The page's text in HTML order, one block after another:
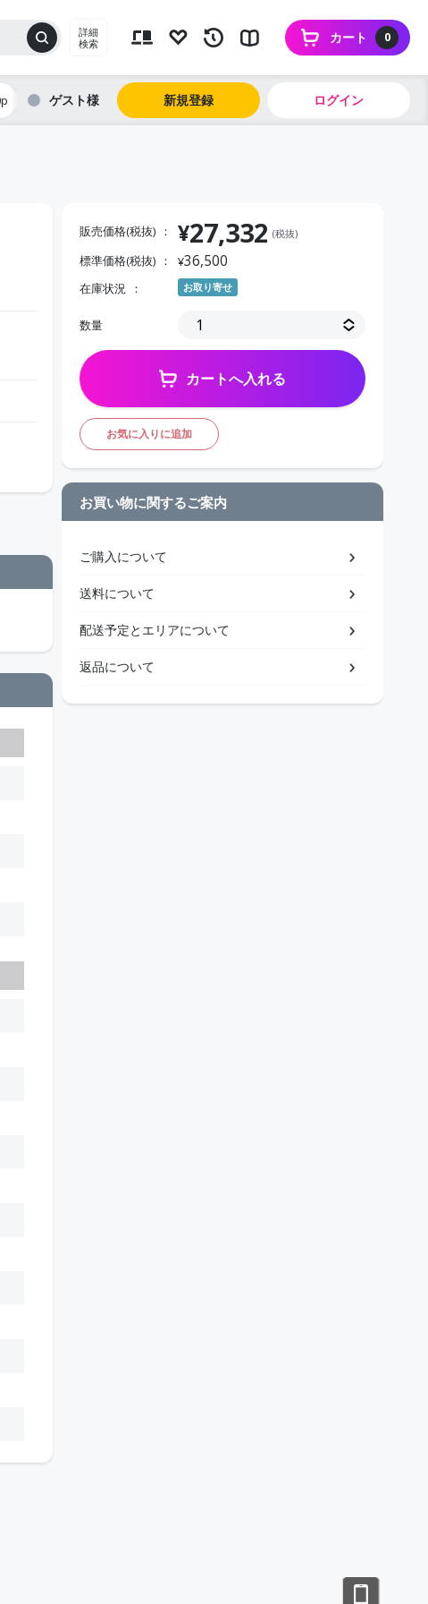
詳細
検索
0
カート
ゲスト 新規登録 ログイン
販売価格(税抜) ¥27,332 (税抜)
標準価格(税抜) ¥36,500
在庫状況 お取り寄せ
数量
カートへ入れる
お気に入りに追加
お買い物に関するご案内
ご購入について
送料について
配送予定とエリアについて
返品について